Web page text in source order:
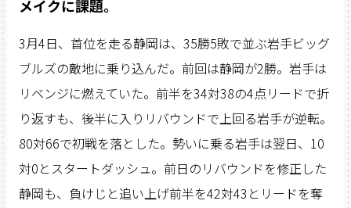
メイクに課題。
3月4日、首位を走る静岡は、35勝5敗で並ぶ岩手ビッグ
ブルズの敵地に乗り込んだ。前回は静岡が2勝。岩手は
リベンジに燃えていた。前半を34対38の4点リードで折
り返すも、後半に入りリバウンドで上回る岩手が逆転。
80対66で初戦を落とした。勢いに乗る岩手は翌日、10
対0とスタートダッシュ。前日のリバウンドを修正した
静岡も、負けじと追い上げ前半を42対43とリードを奪